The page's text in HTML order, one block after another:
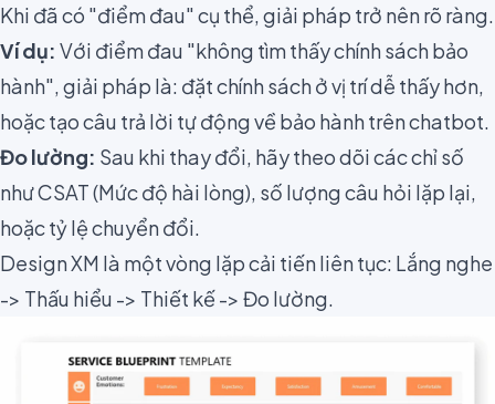
Khi đã có "điểm đau" cụ thể, giải pháp trở nên rõ ràng.
Ví dụ: Với điểm đau "không tìm thấy chính sách bảo
hành", giải pháp là: đặt chính sách ở vị trí dễ thấy hơn,
hoặc tạo câu trả lời tự động về bảo hành trên chatbot.
Đo lường: Sau khi thay đổi, hãy theo dõi các chỉ số
như CSAT (Mức độ hài lòng), số lượng câu hỏi lặp lại,
hoặc tỷ lệ chuyển đổi.
Design XM là một vòng lặp cải tiến liên tục: Lắng nghe
-> Thấu hiểu -> Thiết kế -> Đo lường.